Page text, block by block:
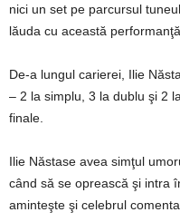
nici un set pe parcursul
lăuda cu această
De-a lungul carierei, Ilie
– 2 la simplu, 3 la dublu şi 2
finale.
Ilie Năstase avea simţul
când să se oprească şi intra
aminteşte şi celebrul